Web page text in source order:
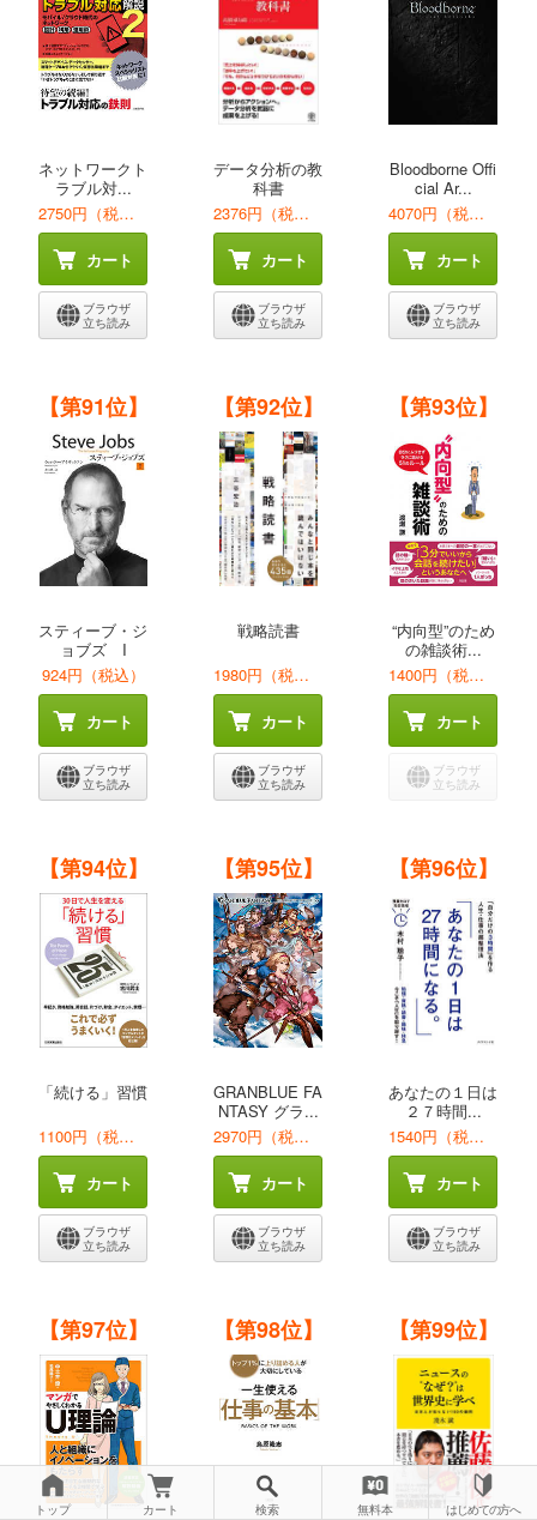
ネットワークト
ラブル対...
2750円（税込）
カート
ブラウザ
立ち読み
データ分析の教
科書
2376円（税込）
カート
ブラウザ
立ち読み
Bloodborne Offi
cial Ar...
4070円（税込）
カート
ブラウザ
立ち読み
【第91位】
スティーブ・ジ
ョブズ I
924円（税込）
カート
ブラウザ
立ち読み
【第92位】
戦略読書
1980円（税込）
カート
ブラウザ
立ち読み
【第93位】
“内向型”のため
の雑談術...
1400円（税込）
カート
ブラウザ
立ち読み
【第94位】
「続ける」習慣
1100円（税込）
カート
ブラウザ
立ち読み
【第95位】
GRANBLUE FA
NTASY グラ...
2970円（税込）
カート
ブラウザ
立ち読み
【第96位】
あなたの１日は
２７時間...
1540円（税込）
カート
ブラウザ
立ち読み
【第97位】 【第98位】 【第99位】
トップ カート 検索 無料本 はじめての方へ